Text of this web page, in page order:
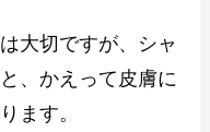
大切ですが、シャ
、かえって皮膚に
ます。